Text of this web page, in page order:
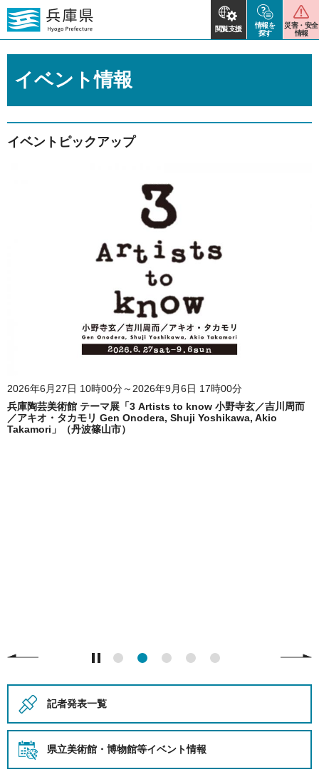
閲覧支援
情報を
探す
災害・安全
情報
イベント情報
イベントピックアップ
2026年6月27日 10時00分～2026年9月6日 17時00分
兵庫陶芸美術館 テーマ展「3 Artists to know 小野寺玄／吉川周而
／アキオ・タカモリ Gen Onodera, Shuji Yoshikawa, Akio
Takamori」（丹波篠山市）
記者発表一覧
県立美術館・博物館等イベント情報